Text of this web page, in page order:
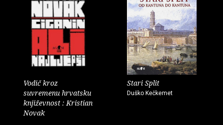
Vodič kroz
suvremenu hrvatsku
književnost : Kristian
Novak
Stari Split
Duško Kečkemet